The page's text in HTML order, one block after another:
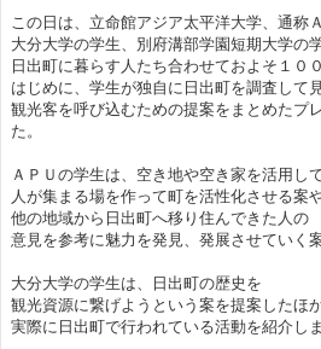
この日は、立命館アジア太平洋大学、通称
大分大学の学生、別府溝部学園短期大学の
日出町に暮らす人たち合わせておよそ１０
はじめに、学生が独自に日出町を調査して
観光客を呼び込むための提案をまとめたプ
た。
ＡＰＵの学生は、空き地や空き家を活用し
人が集まる場を作って町を活性化させる案
他の地域から日出町へ移り住んできた人の
意見を参考に魅力を発見、発展させていく
大分大学の学生は、日出町の歴史を
観光資源に繋げようという案を提案したほか
実際に日出町で行われている活動を紹介しま